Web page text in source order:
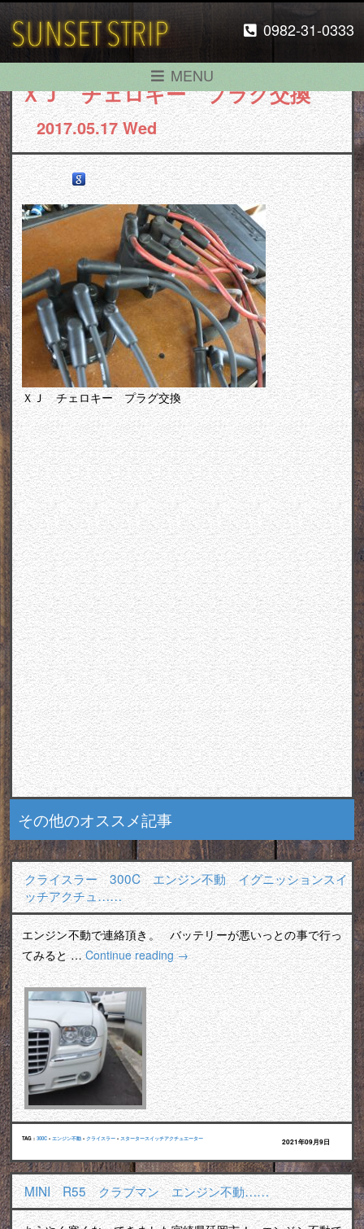
0982-31-0333
MENU
ＸＪ チェロキー プラグ交換
2017.05.17 Wed
ＸＪ チェロキー プラグ交換
その他のオススメ記事
クライスラー 300C エンジン不動 イグニッションスイ
ッチアクチュ……
エンジン不動で連絡頂き。 バッテリーが悪いっとの事で行っ
てみると …Continue reading→
TAG : 300C • エンジン不動 • クライスラー • スタータースイッチアクチュエーター 2021年09月9日
MINI R55 クラブマン エンジン不動……